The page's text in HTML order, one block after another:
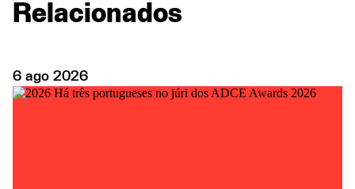
Relacionados
6 ago 2026